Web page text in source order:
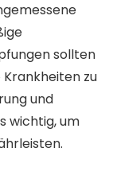
sollten
zu
und
wichtig, um